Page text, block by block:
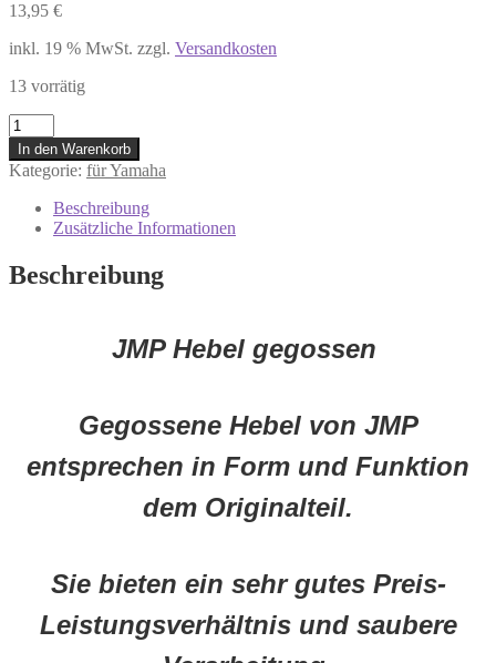
13,95 €
inkl. 19 % MwSt. zzgl. Versandkosten
13 vorrätig
7306624
Bremshebel
Yamaha
DT
TT
600
Menge
In den Warenkorb
Kategorie: für Yamaha
Beschreibung
Zusätzliche Informationen
Beschreibung
JMP Hebel gegossen
Gegossene Hebel von JMP
entsprechen in Form und Funktion
dem Originalteil.
Sie bieten ein sehr gutes Preis-
Leistungsverhältnis und saubere